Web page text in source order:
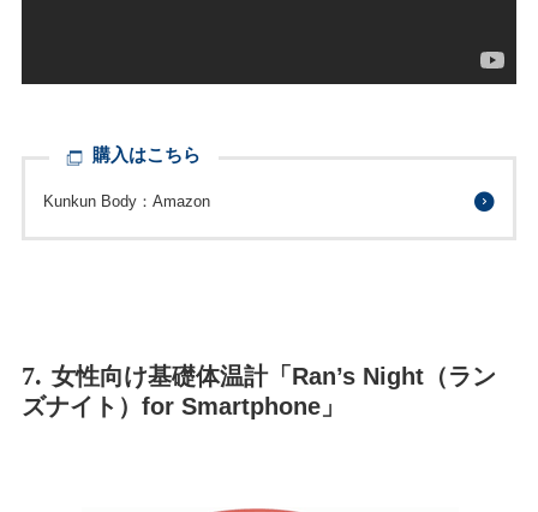
購入はこちら
Kunkun Body：Amazon
7. 女性向け基礎体温計「Ran’s Night（ラン
ズナイト）for Smartphone」